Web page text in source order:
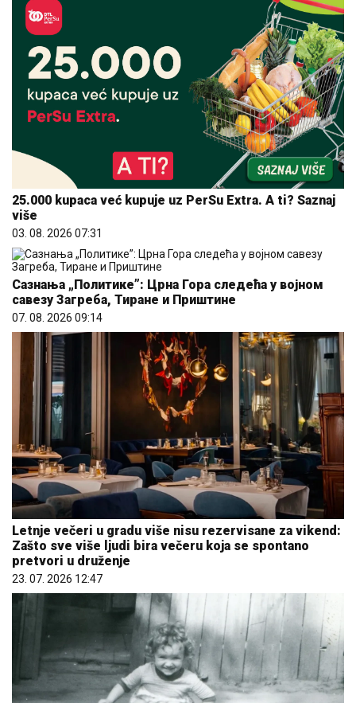
25.000 kupaca već kupuje uz PerSu Extra. A ti? Saznaj
više
03. 08. 2026 07:31
Сазнања „Политике”: Црна Гора следећа у војном
савезу Загреба, Тиране и Приштине
07. 08. 2026 09:14
Letnje večeri u gradu više nisu rezervisane za vikend:
Zašto sve više ljudi bira večeru koja se spontano
pretvori u druženje
23. 07. 2026 12:47